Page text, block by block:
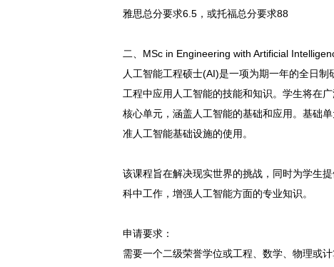
雅思总分要求6.5，或托福总分要求88
二、MSc in Engineering with Artificial
人工智能工程硕士(AI)是一项为期一年的全日
工程中应用人工智能的技能和知识。学生将在
核心单元，涵盖人工智能的基础和应用。基础
准人工智能基础设施的使用。
该课程旨在解决现实世界的挑战，同时为学生
科中工作，增强人工智能方面的专业知识。
申请要求：
需要一个二级荣誉学位或工程、数学、物理或